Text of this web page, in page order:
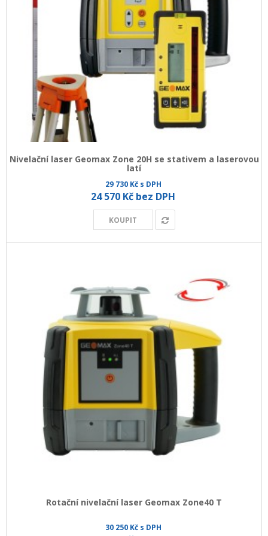
Nivelační laser Geomax Zone 20H se stativem a laserovou
latí
29 730 Kč s DPH
24 570 Kč bez DPH
KOUPIT
Rotační nivelační laser Geomax Zone40 T
30 250 Kč s DPH